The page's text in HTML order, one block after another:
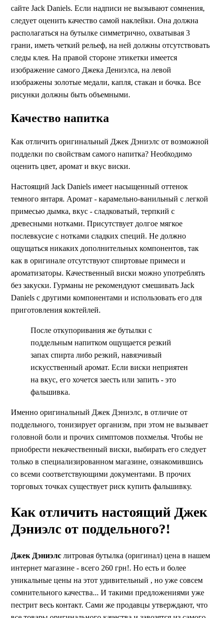
сайте Jack Daniels. Если надписи не вызывают сомнения,
следует оценить качество самой наклейки. Она должна
располагаться на бутылке симметрично, охватывая 3
грани, иметь четкий рельеф, на ней должны отсутствовать
следы клея. На правой стороне этикетки имеется
изображение самого Джека Дениэлса, на левой
изображены золотые медали, капля, стакан и бочка. Все
рисунки должны быть объемными.
Качество напитка
Как отличить оригинальный Джек Дэниэлс от возможной
подделки по свойствам самого напитка? Необходимо
оценить цвет, аромат и вкус виски.
Настоящий Jack Daniels имеет насыщенный оттенок
темного янтаря. Аромат - карамельно-ванильный с легкой
примесью дымка, вкус - сладковатый, терпкий с
древесными нотками. Присутствует долгое мягкое
послевкусие с нотками сладких специй. Не должно
ощущаться никаких дополнительных компонентов, так
как в оригинале отсутствуют спиртовые примеси и
ароматизаторы. Качественный виски можно употреблять
без закуски. Гурманы не рекомендуют смешивать Jack
Daniels с другими компонентами и использовать его для
приготовления коктейлей.
После откупоривания же бутылки с
поддельным напитком ощущается резкий
запах спирта либо резкий, навязчивый
искусственный аромат. Если виски неприятен
на вкус, его хочется заесть или запить - это
фальшивка.
Именно оригинальный Джек Дэниэлс, в отличие от
поддельного, тонизирует организм, при этом не вызывает
головной боли и прочих симптомов похмелья. Чтобы не
приобрести некачественный виски, выбирать его следует
только в специализированном магазине, ознакомившись
со всеми соответствующими документами. В прочих
торговых точках существует риск купить фальшивку.
Как отличить настоящий Джек
Дэниэлс от поддельного?!
Джек Дэниэлс литровая бутылка (оригинал) цена в нашем
интернет магазине - всего 260 грн!. Но есть и более
уникальные цены на этот удивительный , но уже совсем
сомнительного качества... И такими предложениями уже
пестрит весь контакт. Сами же продавцы утверждают, что